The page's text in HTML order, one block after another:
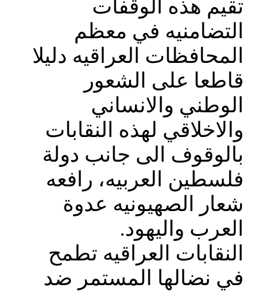
تقيم هذه الوقفات
التضامنيه في معظم
المحافظات العراقيه دليلا
قاطعا على الشعور
الوطني والانساني
والاخلاقي لهذه النقابات
بالوقوف الى جانب دولة
فلسطين العربيه، رافعه
شعار الصهيونيه عدوة
العرب واليهود.
النقابات العراقيه تطمح
في نضالها المستمر ضد